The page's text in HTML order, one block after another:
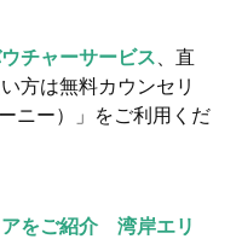
チャーサービス、直
方は無料カウンセリ
ーニー）」をご利用くだ
をご紹介 湾岸エリ